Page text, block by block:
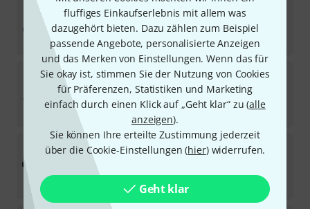
fluffiges Einkaufserlebnis mit allem was
dazugehört bieten. Dazu zählen zum Beispiel
passende Angebote, personalisierte Anzeigen
und das Merken von Einstellungen. Wenn das für
Sie okay ist, stimmen Sie der Nutzung von Cookies
für Präferenzen, Statistiken und Marketing
einfach durch einen Klick auf „Geht klar“ zu (alle
anzeigen).
Sie können Ihre erteilte Zustimmung jederzeit
über die Cookie-Einstellungen (hier) widerrufen.
Geht klar
7
Sofort lieferbar
689 €
ShureBLX24/SM58 T11
82
Sofort lieferbar
369 €
Shure SLXD24+E/SM58 S50
Sofort lieferbar